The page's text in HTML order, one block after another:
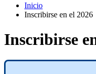
Inicio
Inscribirse en el 2026
Inscribirse